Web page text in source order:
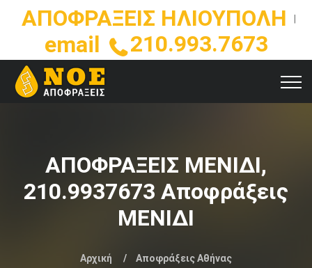
ΑΠΟΦΡΑΞΕΙΣ ΗΛΙΟΥΠΟΛΗ
email 210.993.7673
ΑΠΟΦΡΑΞΕΙΣ ΜΕΝΙΔΙ,
210.9937673 Αποφράξεις
ΜΕΝΙΔΙ
Αρχική Αποφράξεις Αθήνας